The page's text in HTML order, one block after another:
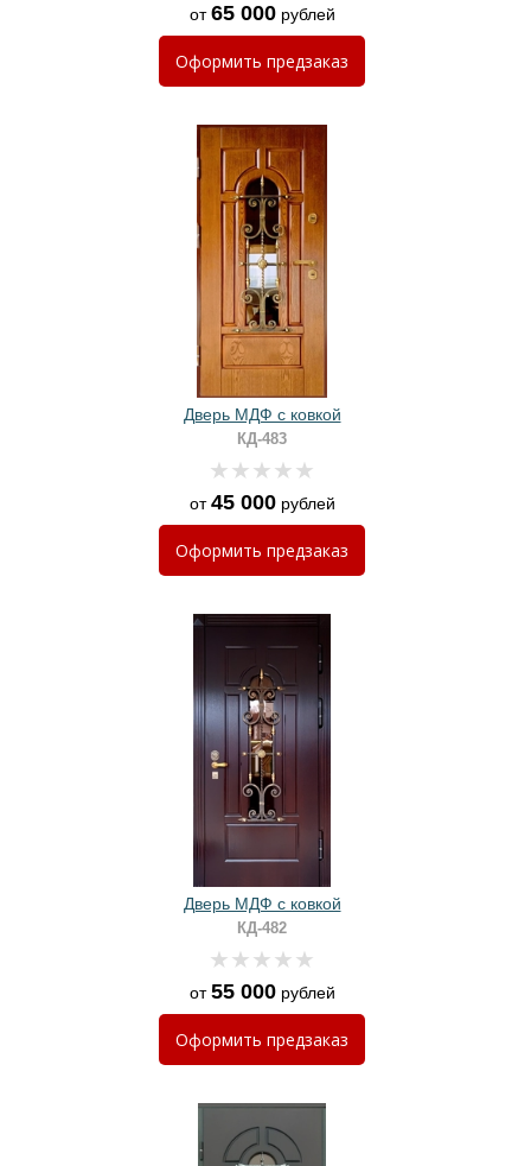
от65 000рублей
Оформить предзаказ
Дверь МДФ с ковкой
КД-483
от45 000рублей
Оформить предзаказ
Дверь МДФ с ковкой
КД-482
от55 000рублей
Оформить предзаказ